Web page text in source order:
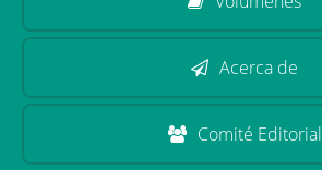
Acerca de
Comité Editorial